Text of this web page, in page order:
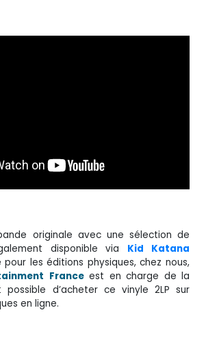
originale avec une sélection de
disponible via Kid Katana
pour les éditions physiques, chez nous,
Franceest en charge de la
possible d’acheter ce vinyle 2LP sur
en ligne.